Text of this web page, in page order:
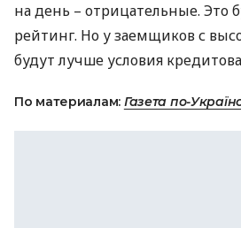
на день – отрицательные. Это
рейтинг. Но у заемщиков с
будут лучше условия
По материалам: Газета по-